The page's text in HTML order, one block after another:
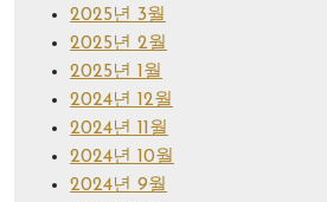
2025년 3월
2025년 2월
2025년 1월
2024년 12월
2024년 11월
2024년 10월
2024년 9월